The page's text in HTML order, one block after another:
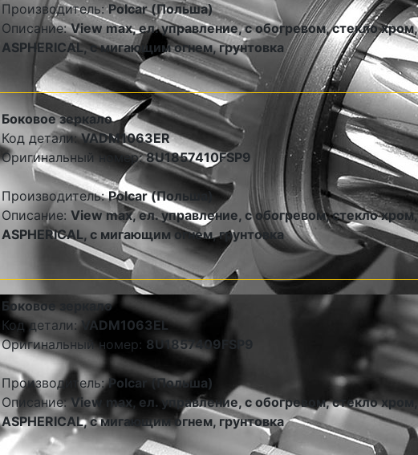
Производитель:Polcar (Польша)
Описание:View max, ел. управление, с обогревом, стекло хром,
ASPHERICAL, с мигающим огнем, грунтовка
Боковое зеркало
Код детали:VADM1063ER
Оригинальный номер:8U1857410FSP9
Производитель:Polcar (Польша)
Описание: View max, ел. управление, с обогревом, стекло хром,
ASPHERICAL, с мигающим огнем, грунтовка
Боковое зеркало
Код детали:VADM1063EL
Оригинальный номер: 8U1857409FSP9
Производитель:Polcar (Польша)
Описание:View max, ел. управление, с обогревом, стекло хром,
ASPHERICAL, с мигающим огнем, грунтовка